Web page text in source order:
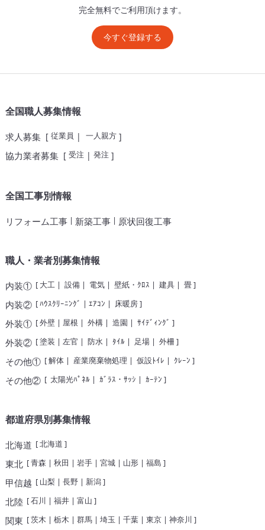
完全無料でご利用頂けます。
今すぐ登録する
全国職人募集情報
求人募集[ 従業員| 一人親方]
協力業者募集[ 受注| 発注]
全国工事別情報
リフォーム工事| 新築工事| 原状回復工事
職人・業者別募集情報
内装①[ 大工| 設備| 電気| 壁紙・ｸﾛｽ | 建具| 畳]
内装②[ﾊｳｽｸﾘｰﾆﾝｸﾞ | ｴｱｺﾝ | 床暖房]
外装①[外壁| 屋根 | 外構| 造園 | ｻｲﾃﾞｨﾝｸﾞ ]
外装②[塗装 | 左官 | 防水| ﾀｲﾙ | 足場| 外柵 ]
その他①[解体| 産業廃棄物処理 | 仮設ﾄｲﾚ | ｸﾚｰﾝ ]
その他②[ 太陽光ﾊﾟﾈﾙ | ｶﾞﾗｽ・ｻｯｼ | ｶｰﾃﾝ ]
都道府県別募集情報
北海道 [北海道 ]
東北 [青森 | 秋田 | 岩手| 宮城| 山形| 福島 ]
甲信越 [ 山梨 | 長野| 新潟]
北陸 [石川 | 福井| 富山 ]
関東 [茨木 | 栃木 | 群馬| 埼玉 | 千葉| 東京| 神奈川 ]